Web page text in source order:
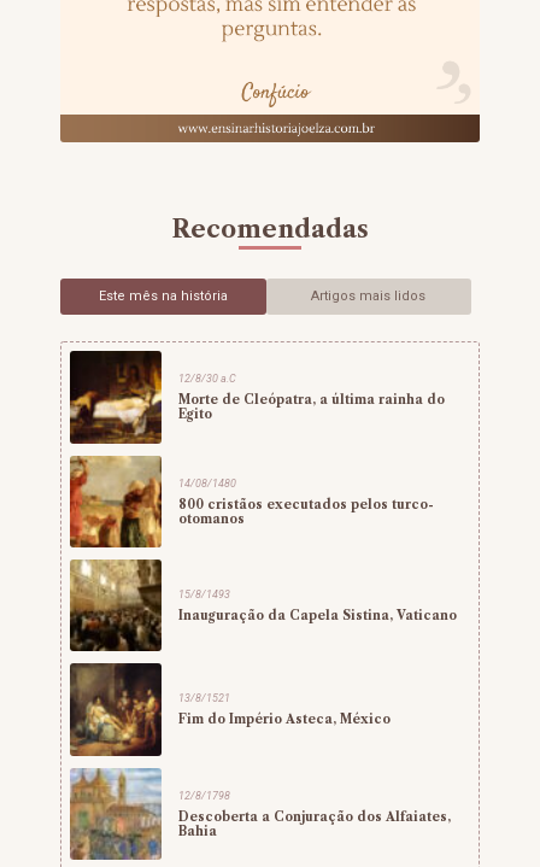
Recomendadas
Este mês na história Artigos mais lidos
12/8/30 a.C
Morte de Cleópatra, a última rainha do
Egito
14/08/1480
800 cristãos executados pelos turco-
otomanos
15/8/1493
Inauguração da Capela Sistina, Vaticano
13/8/1521
Fim do Império Asteca, México
12/8/1798
Descoberta a Conjuração dos Alfaiates,
Bahia